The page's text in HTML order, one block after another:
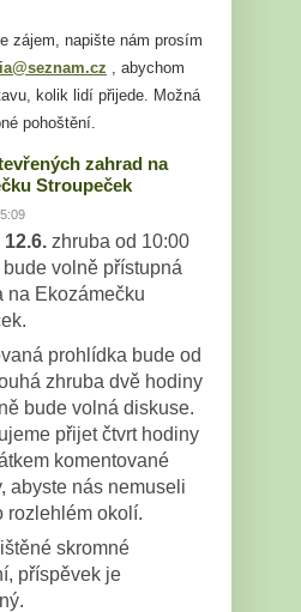
zájem, napište nám prosím
, abychom
kolik lidí přijede. Možná
pohoštění.
zahrad na
Stroupeček
12.6. zhruba od 10:00
volně přístupná
na Ekozámečku
prohlídka bude od
zhruba dvě hodiny
bude volná diskuse.
přijet čtvrt hodiny
komentované
abyste nás nemuseli
rozlehlém okolí.
skromné
příspěvek je